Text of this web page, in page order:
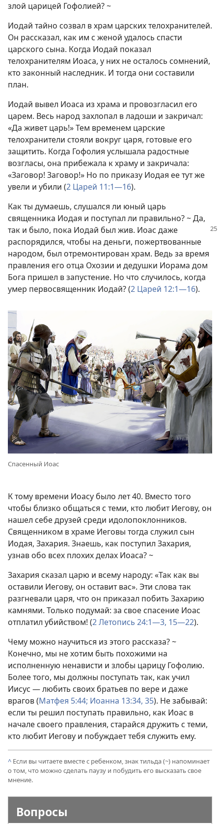
злой царицей Гофолией? ~
Иодай тайно созвал в храм царских телохранителей.
Он рассказал, как им с женой удалось спасти
царского сына. Когда Иодай показал
телохранителям Иоаса, у них не осталось сомнений,
кто законный наследник. И тогда они составили
план.
Иодай вывел Иоаса из храма и провозгласил его
царем. Весь народ захлопал в ладоши и закричал:
«Да живет царь!» Тем временем царские
телохранители стояли вокруг царя, готовые его
защитить. Когда Гофолия услышала радостные
возгласы, она прибежала к храму и закричала:
«Заговор! Заговор!» Но по приказу Иодая ее тут же
увели и убили (2 Царей 11:1—16).
Как ты думаешь, слушался ли юный царь
священника Иодая и поступал ли правильно? ~ Да,
так и было, пока Иодай был жив. Иоас даже
распорядился, чтобы на деньги, пожертвованные
народом, был отремонтирован храм. Ведь за время
правления его отца Охозии и дедушки Иорама дом
Бога пришел в запустение. Но что случилось, когда
умер первосвященник Иодай? (2 Царей 12:1—16).
Спасенный Иоас
К тому времени Иоасу было лет 40. Вместо того
чтобы близко общаться с теми, кто любит Иегову, он
нашел себе друзей среди идолопоклонников.
Священником в храме Иеговы тогда служил сын
Иодая, Захария. Знаешь, как поступил Захария,
узнав обо всех плохих делах Иоаса? ~
Захария сказал царю и всему народу: «Так как вы
оставили Иегову, он оставит вас». Эти слова так
разгневали царя, что он приказал побить Захарию
камнями. Только подумай: за свое спасение Иоас
отплатил убийством! (2 Летопись 24:1—3, 15—22).
Чему можно научиться из этого рассказа? ~
Конечно, мы не хотим быть похожими на
исполненную ненависти и злобы царицу Гофолию.
Более того, мы должны поступать так, как учил
Иисус — любить своих братьев по вере и даже
врагов (Матфея 5:44; Иоанна 13:34, 35). Не забывай:
если ты решил поступать правильно, как Иоас в
начале своего правления, старайся дружить с теми,
кто любит Иегову и побуждает тебя служить ему.
^ Если вы читаете вместе с ребенком, знак тильда (~) напоминает
о том, что можно сделать паузу и побудить его высказать свое
мнение.
Вопросы